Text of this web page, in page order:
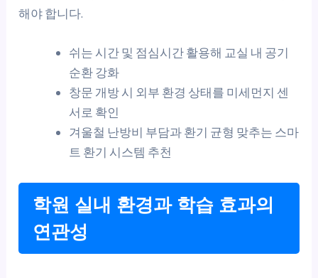
해야 합니다.
쉬는 시간 및 점심시간 활용해 교실 내 공기
순환 강화
창문 개방 시 외부 환경 상태를 미세먼지 센
서로 확인
겨울철 난방비 부담과 환기 균형 맞추는 스마
트 환기 시스템 추천
학원 실내 환경과 학습 효과의
연관성